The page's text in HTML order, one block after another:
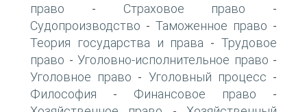
право - Страховое право -
Судопроизводство - Таможенное право -
Теория государства и права -Трудовое
право - Уголовно-исполнительное право -
Уголовное право - Уголовный процесс -
Философия - Финансовое право -